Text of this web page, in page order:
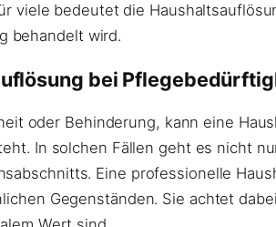
bedeutet die
behandelt wird.
bei
oder Behinderung, kann eine
In solchen Fällen geht es nicht
Eine professionelle
Gegenständen. Sie achtet